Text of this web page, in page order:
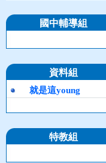
國中輔導組
資料組
就是這young
特教組